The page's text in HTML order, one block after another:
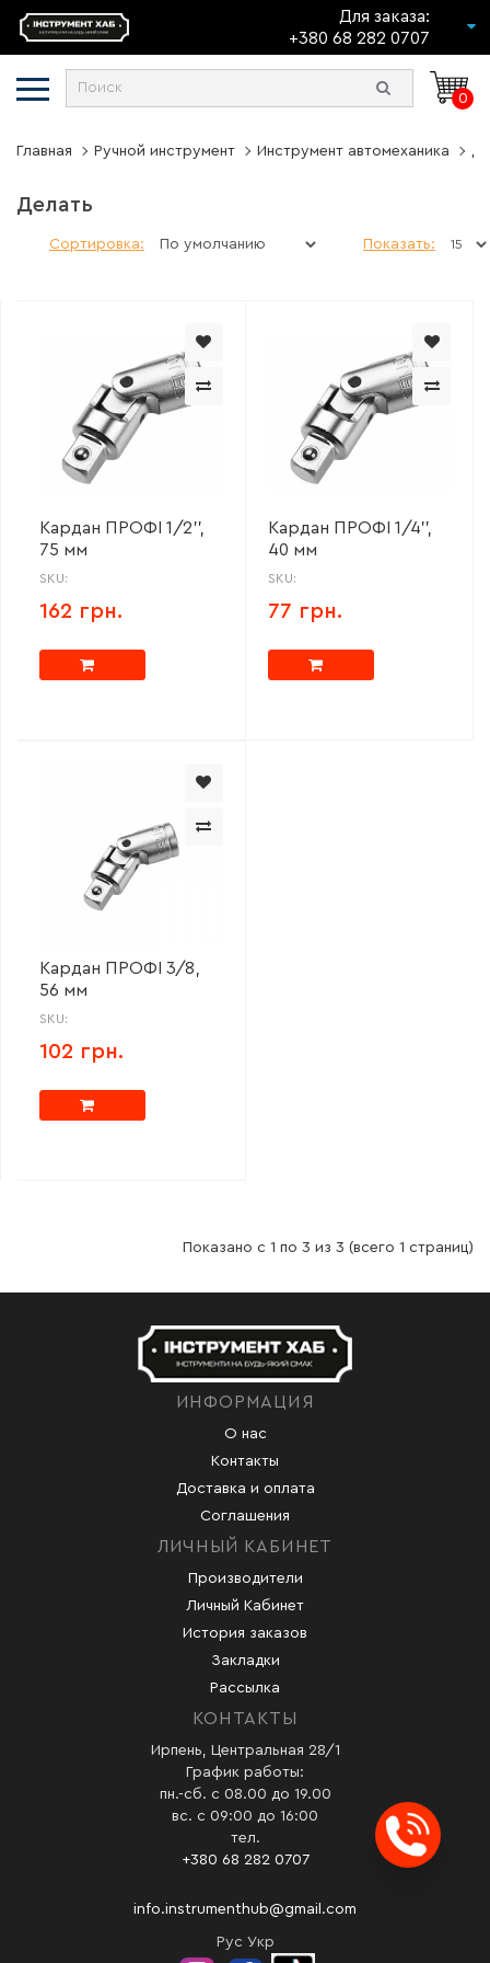
Для заказа:
+380 68 282 0707
0
Главная Ручной инструмент Инструмент автомеханика
Делать
Сортировка: Показать:
Кардан ПРОФІ 1/2'',
75 мм
SKU:
162 грн.
Кардан ПРОФІ 1/4'',
40 мм
SKU:
77 грн.
Кардан ПРОФІ 3/8,
56 мм
SKU:
102 грн.
Показано с 1 по 3 из 3 (всего 1 страниц)
ИНФОРМАЦИЯ
О нас
Контакты
Доставка и оплата
Соглашения
ЛИЧНЫЙ КАБИНЕТ
Производители
Личный Кабинет
История заказов
Закладки
Рассылка
КОНТАКТЫ
Ирпень, Центральная 28/1
График работы:
пн.-сб. с 08.00 до 19.00
вс. с 09:00 до 16:00
тел.
+380 68 282 0707
info.instrumenthub@gmail.com
Рус Укр